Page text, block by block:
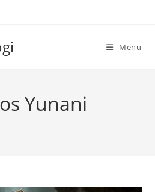
Menu
Yunani